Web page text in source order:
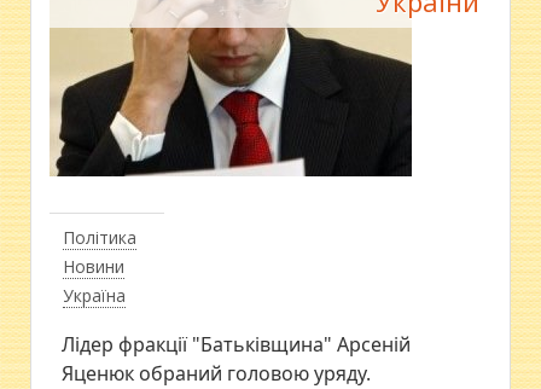
Політика
Новини
Україна
Лідер фракції "Батьківщина" Арсеній
Яценюк обраний головою уряду.